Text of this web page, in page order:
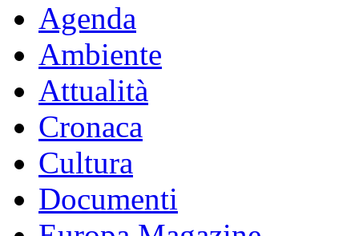
Agenda
Ambiente
Attualità
Cronaca
Cultura
Documenti